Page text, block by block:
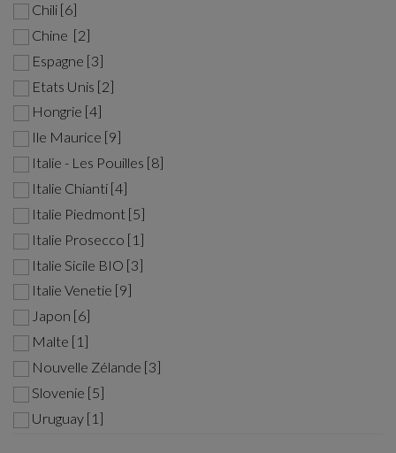
Chili [6]
Chine [2]
Espagne [3]
Etats Unis [2]
Hongrie [4]
Ile Maurice [9]
Italie - Les Pouilles [8]
Italie Chianti [4]
Italie Piedmont [5]
Italie Prosecco [1]
Italie Sicile BIO [3]
Italie Venetie [9]
Japon [6]
Malte [1]
Nouvelle Zélande [3]
Slovenie [5]
Uruguay [1]